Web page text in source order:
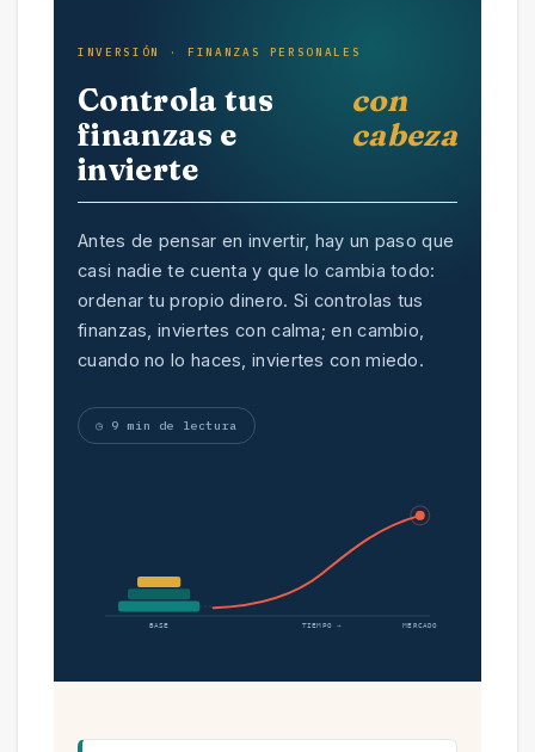
INVERSIÓN · FINANZAS PERSONALES
Controla tus
finanzas e
invierte
con
cabeza
Antes de pensar en invertir, hay un paso que
casi nadie te cuenta y que lo cambia todo:
ordenar tu propio dinero. Si controlas tus
finanzas, inviertes con calma; en cambio,
cuando no lo haces, inviertes con miedo.
◷ 9 min de lectura
BASE TIEMPO → MERCADO